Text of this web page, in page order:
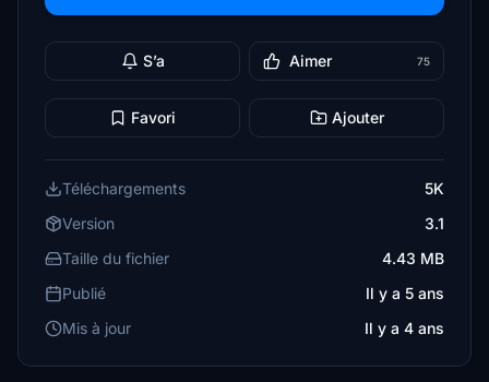
S’a Aimer 75
Favori Ajouter
Téléchargements
5K
Version
3.1
Taille du fichier
4.43 MB
Publié
Il y a 5 ans
Mis à jour
Il y a 4 ans